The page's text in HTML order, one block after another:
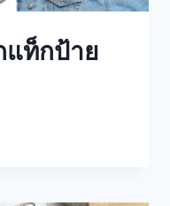
แท็กป้าย